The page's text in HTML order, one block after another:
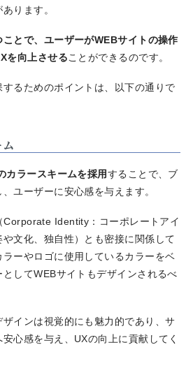
ります。
とで、ユーザーがWEBサイトの操作
を向上させることができるのです。
るためのポイントは、以下の通りで
カラースキームを採用することで、ブ
ユーザーに安心感を与えます。
Corporate Identity：コーポレートアイ
文化、独自性）とも密接に関係して
ーやロゴに使用しているカラーをベ
してWEBサイトもデザインされるべ
インは視覚的にも魅力的であり、サ
心感を与え、UXの向上に貢献してく